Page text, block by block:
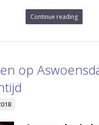
Continue reading
op